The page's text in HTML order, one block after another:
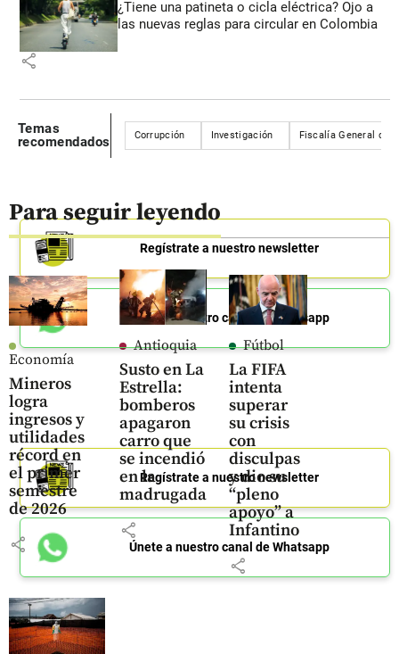
¿Tiene una patineta o cicla eléctrica? Ojo a
las nuevas reglas para circular en Colombia
share
Temas
recomendados
Corrupción Investigación Fiscalía General de
Para seguir leyendo
Economía
Mineros
logra
ingresos y
utilidades
récord en
el primer
semestre
de 2026
share
Antioquia
Susto en La
Estrella:
bomberos
apagaron
carro que
se incendió
en la
madrugada
share
Fútbol
La FIFA
intenta
superar
su crisis
con
disculpas
y dio su
“pleno
apoyo” a
Infantino
share
Regístrate a nuestro newsletter
Únete a nuestro canal de Whatsapp
Regístrate a nuestro newsletter
Únete a nuestro canal de Whatsapp